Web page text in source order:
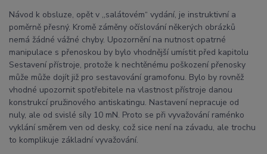
Návod k obsluze, opět v ,,salátovém“ vydání, je instruktivní a
poměrně přesný. Kromě záměny očíslování někerých obrázků
nemá žádné vážné chyby. Upozornění na nutnost opatrné
manipulace s přenoskou by bylo vhodnější umístit před kapitolu
Sestavení přístroje, protože k nechtěnému poškození přenosky
může může dojít již pro sestavování gramofonu. Bylo by rovněž
vhodné upozornit spotřebitele na vlastnost přístroje danou
konstrukcí pružinového antiskatingu. Nastavení nepracuje od
nuly, ale od svislé síly 10 mN. Proto se při vyvažování raménko
vyklání směrem ven od desky, což sice není na závadu, ale trochu
to komplikuje základní vyvažování.